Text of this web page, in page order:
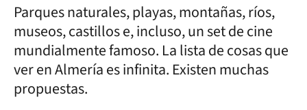
Parques naturales, playas, montañas, ríos,
museos, castillos e, incluso, un set de cine
mundialmente famoso. La lista de cosas que
ver en Almería es infinita. Existen muchas
propuestas.